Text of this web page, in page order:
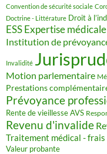
Convention de sécurité sociale
Doctrine - Littérature Droit à
ESSExpertise médicale
Institution de
Invalidité
Motion parlementaire
Prestations
Prévoyance
Rente de vieillesse AVS
Revenu d'invalide
Traitement médical - frais
Valeur probante